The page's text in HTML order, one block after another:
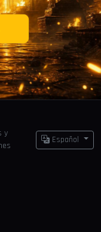
y
Español